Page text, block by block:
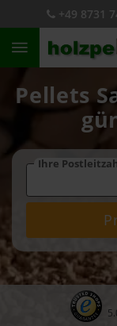
+49 8731
Pellets
Ihre